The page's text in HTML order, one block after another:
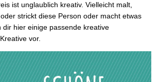
ist unglaublich kreativ. Vielleicht malt,
strickt diese Person oder macht etwas
dir hier einige passende kreative
vor.